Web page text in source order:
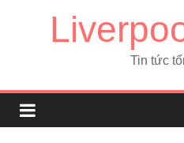
Tin tức